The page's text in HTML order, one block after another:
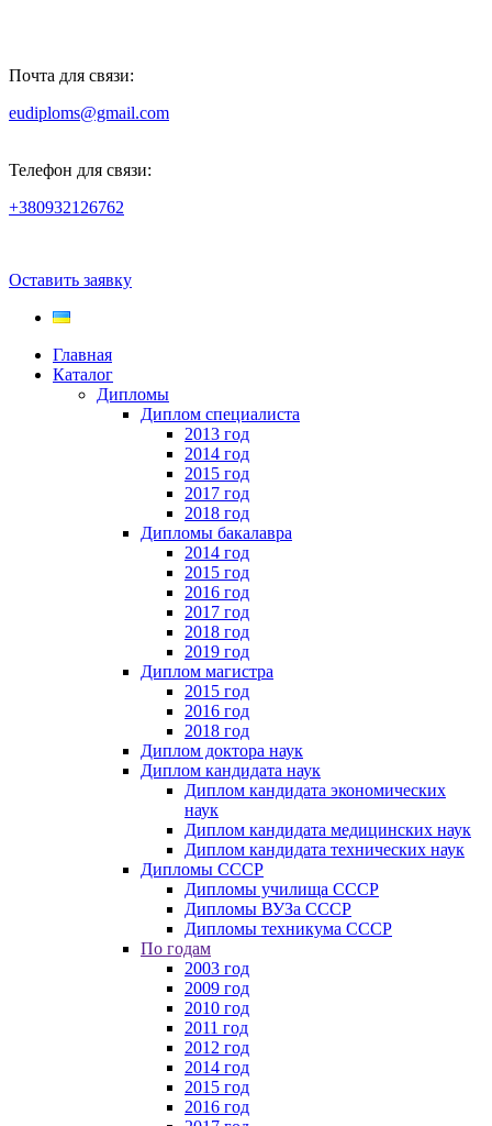
Почта для связи:
eudiploms@gmail.com
Телефон для связи:
+380932126762
Оставить заявку
Главная
Каталог
Дипломы
Диплом специалиста
2013 год
2014 год
2015 год
2017 год
2018 год
Дипломы бакалавра
2014 год
2015 год
2016 год
2017 год
2018 год
2019 год
Диплом магистра
2015 год
2016 год
2018 год
Диплом доктора наук
Диплом кандидата наук
Диплом кандидата экономических
наук
Диплом кандидата медицинских наук
Диплом кандидата технических наук
Дипломы СССР
Дипломы училища СССР
Дипломы ВУЗа СССР
Дипломы техникума СССР
По годам
2003 год
2009 год
2010 год
2011 год
2012 год
2014 год
2015 год
2016 год